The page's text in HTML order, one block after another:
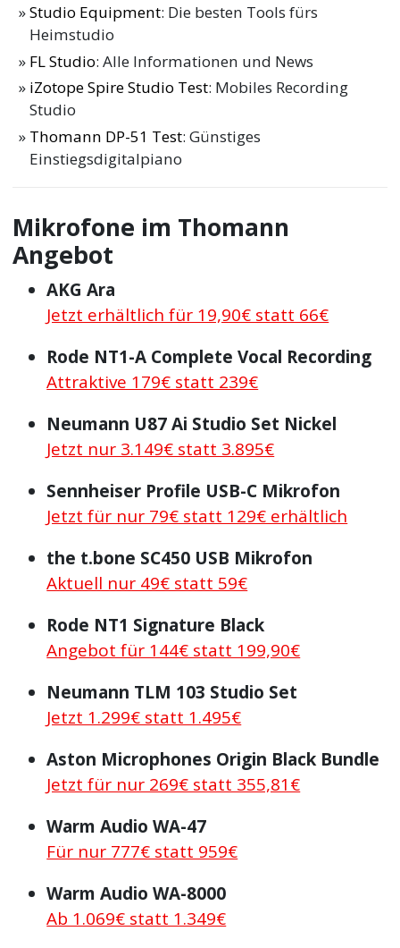
Studio Equipment: Die besten Tools fürs
Heimstudio
FL Studio: Alle Informationen und News
iZotope Spire Studio Test: Mobiles Recording
Studio
Thomann DP-51 Test: Günstiges
Einstiegsdigitalpiano
Mikrofone im Thomann
Angebot
AKG Ara
Jetzt erhältlich für 19,90€ statt 66€
Rode NT1-A Complete Vocal Recording
Attraktive 179€ statt 239€
Neumann U87 Ai Studio Set Nickel
Jetzt nur 3.149€ statt 3.895€
Sennheiser Profile USB-C Mikrofon
Jetzt für nur 79€ statt 129€ erhältlich
the t.bone SC450 USB Mikrofon
Aktuell nur 49€ statt 59€
Rode NT1 Signature Black
Angebot für 144€ statt 199,90€
Neumann TLM 103 Studio Set
Jetzt 1.299€ statt 1.495€
Aston Microphones Origin Black Bundle
Jetzt für nur 269€ statt 355,81€
Warm Audio WA-47
Für nur 777€ statt 959€
Warm Audio WA-8000
Ab 1.069€ statt 1.349€